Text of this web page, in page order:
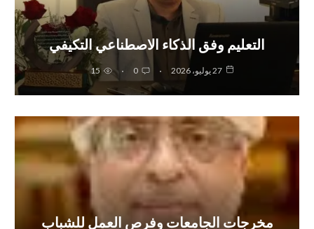
التعليم وفق الذكاء الاصطناعي التكيفي
27 يوليو، 2026 0
15
مخرجات الجامعات وفرص العمل للشباب